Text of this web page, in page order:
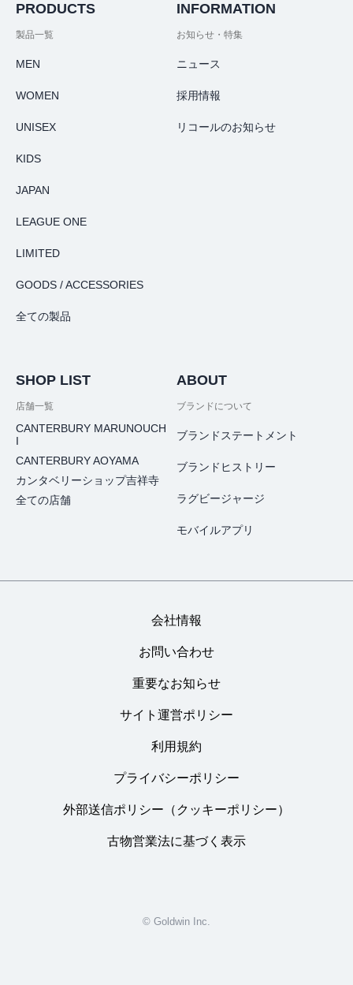
PRODUCTS
製品一覧
MEN
WOMEN
UNISEX
KIDS
JAPAN
LEAGUE ONE
LIMITED
GOODS / ACCESSORIES
全ての製品
INFORMATION
お知らせ・特集
ニュース
採用情報
リコールのお知らせ
SHOP LIST
店舗一覧
CANTERBURY MARUNOUCH
I
CANTERBURY AOYAMA
カンタベリーショップ吉祥寺
全ての店舗
ABOUT
ブランドについて
ブランドステートメント
ブランドヒストリー
ラグビージャージ
モバイルアプリ
会社情報
お問い合わせ
重要なお知らせ
サイト運営ポリシー
利用規約
プライバシーポリシー
外部送信ポリシー（クッキーポリシー）
古物営業法に基づく表示
© Goldwin Inc.